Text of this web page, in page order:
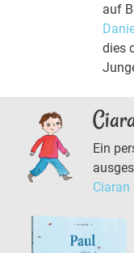
auf
dies
Ein
Ciaran